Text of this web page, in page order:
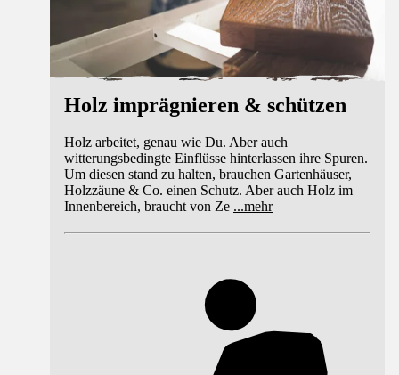
Holz imprägnieren & schützen
Holz arbeitet, genau wie Du. Aber auch
witterungsbedingte Einflüsse hinterlassen ihre Spuren.
Um diesen stand zu halten, brauchen Gartenhäuser,
Holzzäune & Co. einen Schutz. Aber auch Holz im
Innenbereich, braucht von Ze ...mehr